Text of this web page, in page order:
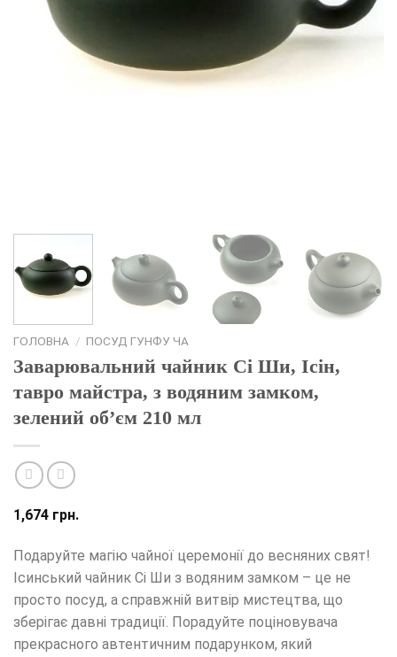
ГОЛОВНА / ПОСУД ГУНФУ ЧА
Заварювальний чайник Сі Ши, Ісін,
тавро майстра, з водяним замком,
зелений об’єм 210 мл
1,674 грн.
Подаруйте магію чайної церемонії до весняних свят!
Ісинський чайник Сі Ши з водяним замком – це не
просто посуд, а справжній витвір мистецтва, що
зберігає давні традиції. Порадуйте поціновувача
прекрасного автентичним подарунком, який